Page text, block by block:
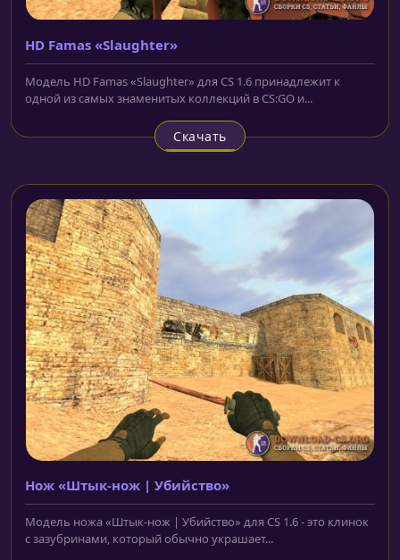
HD Famas «Slaughter»
Модель HD Famas «Slaughter» для CS 1.6 принадлежит к
одной из самых знаменитых коллекций в CS:GO и...
Скачать
Нож «Штык-нож | Убийство»
Модель ножа «Штык-нож | Убийство» для CS 1.6 - это клинок
с зазубринами, который обычно украшает...